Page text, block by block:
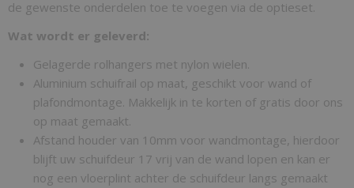
de gewenste onderdelen toe te voegen via de optieset.
Wat wordt er geleverd:
Gelagerde rolhangers met nylon wielen.
Aluminium schuifrail op maat, geschikt voor wand of
plafondmontage. Makkelijk in te korten of gratis door ons
op maat gemaakt.
Afstand houder van 10mm voor wandmontage, hierdoor
blijft uw schuifdeur 17 vrij van de wand lopen en kan er
nog een vloerplint achter de schuifdeur langs gemaakt